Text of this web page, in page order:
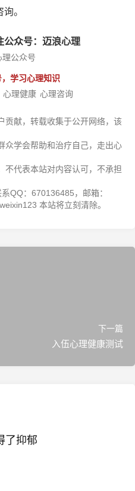
。
公众号：迈浪心理
学习心理知识
心理健康 心理咨询
贡献，转载收集于公开网络，该
众学会帮助和治疗自己，走出心
不代表本站对内容认可，不承担
QQ：670136485，邮箱：
本站将立刻清除。
下一篇
入伍心理健康测试
了抑郁